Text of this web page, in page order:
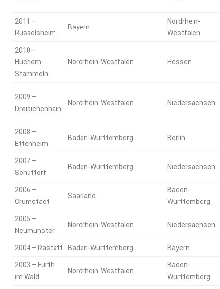
2011 –
Rüsselsheim
Bayern
Nordrhein-
Westfalen
2010 –
Huchem-
Stammeln
Nordrhein-Westfalen Hessen
2009 –
Dreieichenhain
Nordrhein-Westfalen Niedersachsen
2008 –
Ettenheim
Baden-Württemberg Berlin
2007 –
Schüttorf
Baden-Württemberg Niedersachsen
2006 –
Crumstadt
Saarland
Baden-
Württemberg
2005 –
Neumünster
Nordrhein-Westfalen Niedersachsen
2004 – Rastatt Baden-Württemberg Bayern
2003 – Furth
im Wald
Nordrhein-Westfalen
Baden-
Württemberg